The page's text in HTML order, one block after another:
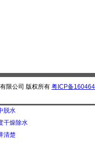
限公司 版权所有 粤ICP备
脱水
干燥除水
清楚